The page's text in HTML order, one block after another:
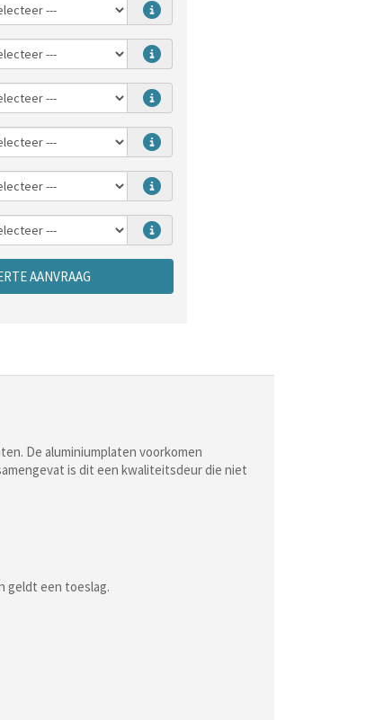
AANVRAAG
De aluminiumplaten voorkomen
is dit een kwaliteitsdeur die niet
geldt een toeslag.